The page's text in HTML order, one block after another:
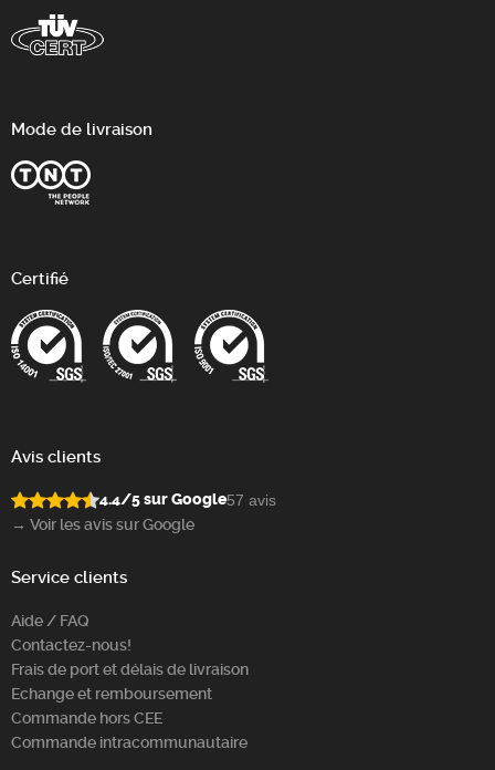
Mode de livraison
Certifié
Avis clients
4.4/5 sur Google57 avis
→ Voir les avis sur Google
Service clients
Aide / FAQ
Contactez-nous!
Frais de port et délais de livraison
Echange et remboursement
Commande hors CEE
Commande intracommunautaire